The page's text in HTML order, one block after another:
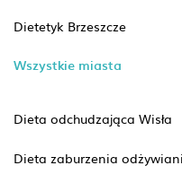
Dietetyk Brzeszcze
Wszystkie miasta
Dieta odchudzająca Wisła
Dieta zaburzenia